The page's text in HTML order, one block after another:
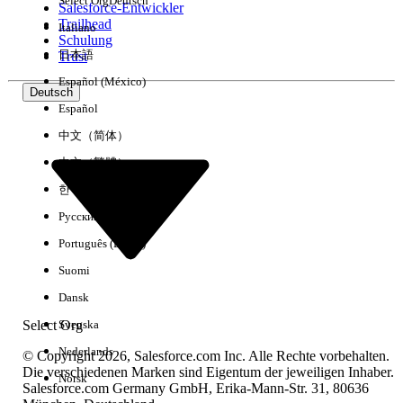
Erfahrung
Keine Ergebnisse
Salesforce-Entwickler
Trailhead
Schulung
Trust
Deutsch
Select Org
Italiano
日本語
Español (México)
Español
中文（简体）
中文（繁體）
한국어
Русский
Português (Brasil)
Suomi
Dansk
Svenska
Nederlands
Norsk
© Copyright 2026, Salesforce.com Inc. Alle Rechte vorbehalten.
Die verschiedenen Marken sind Eigentum der jeweiligen Inhaber.
Salesforce.com Germany GmbH, Erika-Mann-Str. 31, 80636